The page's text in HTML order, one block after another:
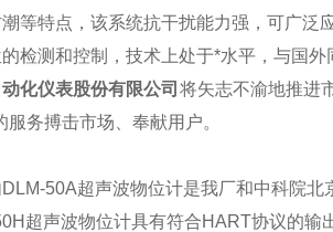
等特点，该系统抗干扰能力强，可广泛
检测和控制，技术上处于*水平，与国外
动化仪表股份有限公司 将矢志不渝地推进
服务搏击市场、奉献用户。
50A超声波物位计是我厂和中科院北
超声波物位计具有符合HART协议的输